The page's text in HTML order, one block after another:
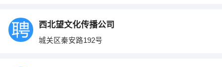
西北望文化传播公司
城关区秦安路192号